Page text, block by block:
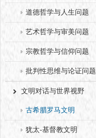
道德哲学与人生问题
艺术哲学与审美问题
宗教哲学与信仰问题
批判性思维与论证问题
文明对话与世界视野
古希腊罗马文明
犹太-基督教文明